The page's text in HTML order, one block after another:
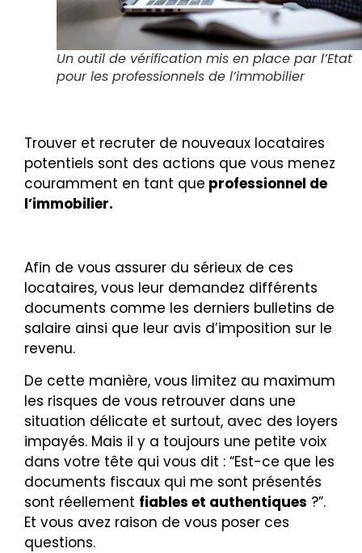
Un outil de vérification mis en place par l’Etat
pour les professionnels de l’immobilier
Trouver et recruter de nouveaux locataires
potentiels sont des actions que vous menez
couramment en tant que professionnel de
l’immobilier.
Afin de vous assurer du sérieux de ces
locataires, vous leur demandez différents
documents comme les derniers bulletins de
salaire ainsi que leur avis d’imposition sur le
revenu.
De cette manière, vous limitez au maximum
les risques de vous retrouver dans une
situation délicate et surtout, avec des loyers
impayés. Mais il y a toujours une petite voix
dans votre tête qui vous dit : “Est-ce que les
documents fiscaux qui me sont présentés
sont réellement fiables et authentiques ?”.
Et vous avez raison de vous poser ces
questions.